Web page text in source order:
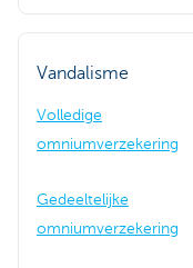
Vandalisme
Volledige
omniumverzekering
Gedeeltelijke
omniumverzekering